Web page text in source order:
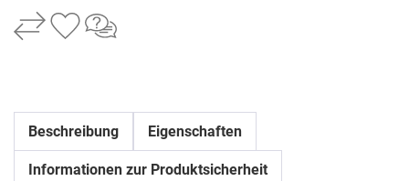
Beschreibung Eigenschaften
Informationen zur Produktsicherheit